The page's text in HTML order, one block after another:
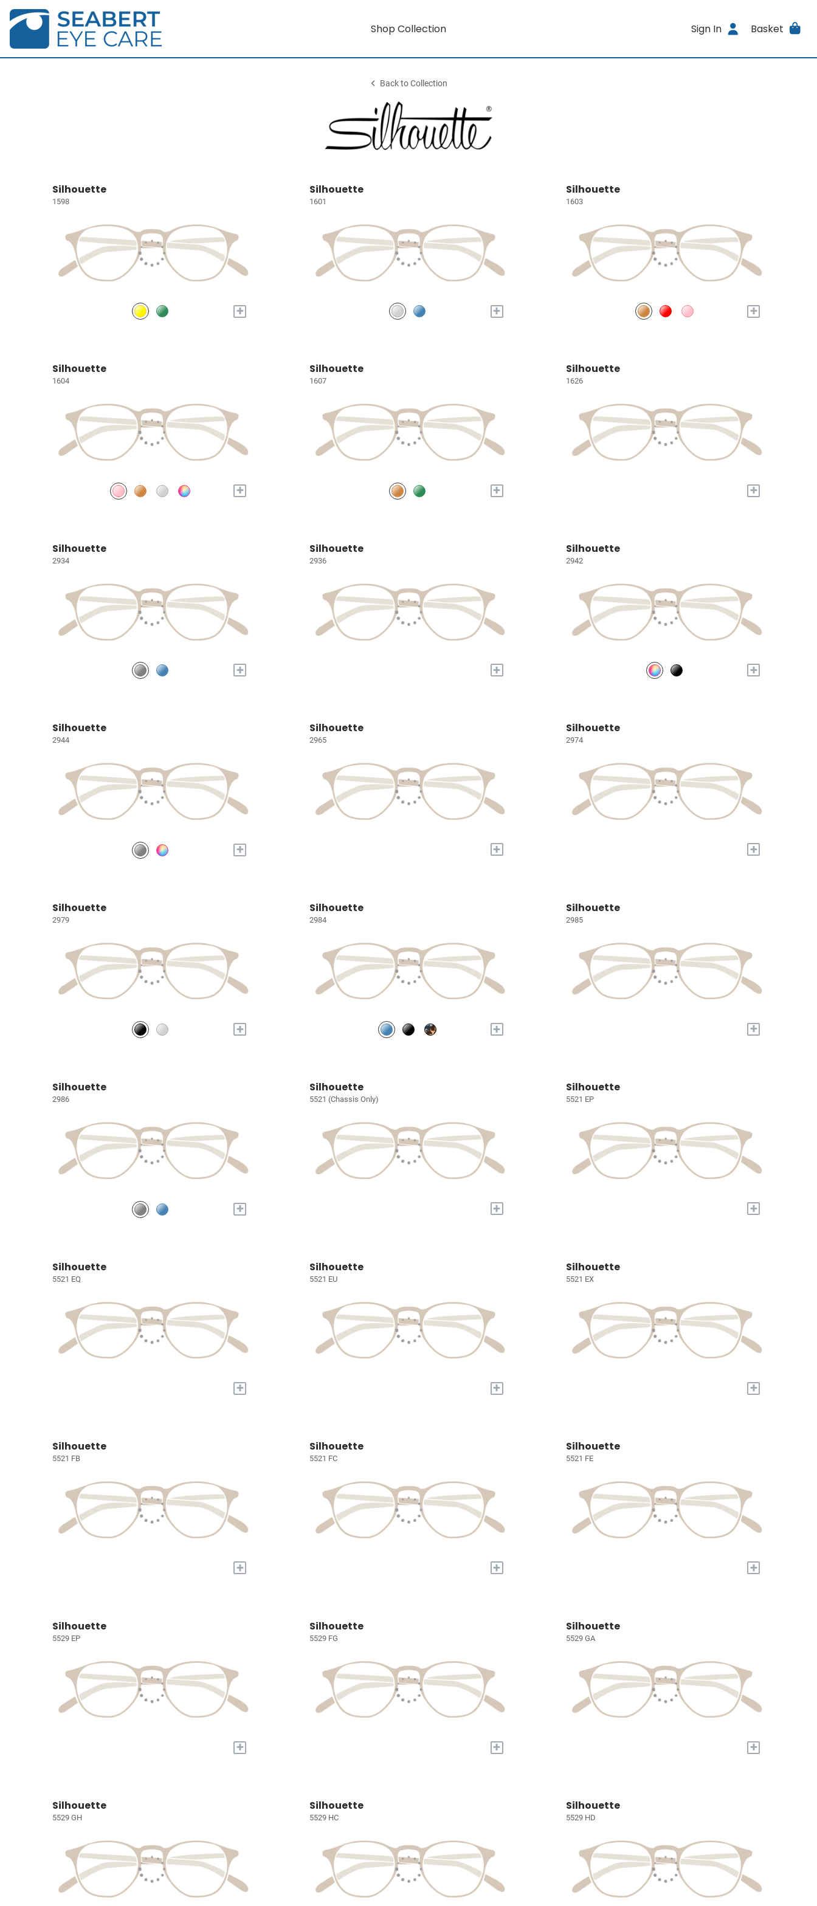
Shop Collection Sign In Basket
Back to Collection
Silhouette
1598
+
Silhouette
1601
+
Silhouette
1603
+
Silhouette
1604
+
Silhouette
1607
+
Silhouette
1626
+
Silhouette
2934
+
Silhouette
2936
+
Silhouette
2942
+
Silhouette
2944
+
Silhouette
2965
+
Silhouette
2974
+
Silhouette
2979
+
Silhouette
2984
+
Silhouette
2985
+
Silhouette
2986
+
Silhouette
5521 (Chassis Only)
+
Silhouette
5521 EP
+
Silhouette
5521 EQ
+
Silhouette
5521 EU
+
Silhouette
5521 EX
+
Silhouette
5521 FB
+
Silhouette
5521 FC
+
Silhouette
5521 FE
+
Silhouette
5529 EP
+
Silhouette
5529 FG
+
Silhouette
5529 GA
+
Silhouette
5529 GH
Silhouette
5529 HC
Silhouette
5529 HD